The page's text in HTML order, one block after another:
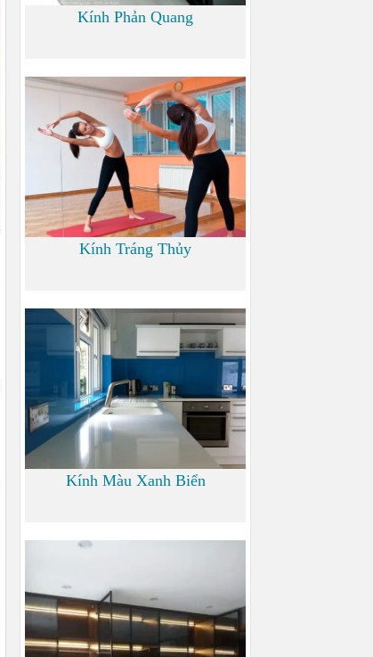
Kính Phản Quang
Kính Tráng Thủy
Kính Màu Xanh Biển